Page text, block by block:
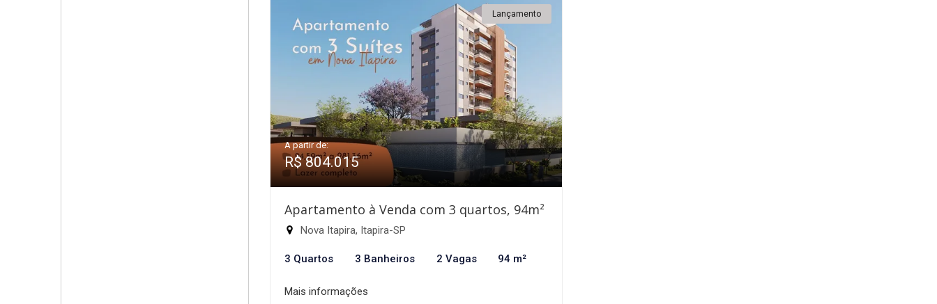
Lançamento
A partir de:
R$ 804.015
Apartamento à Venda com 3 quartos, 94m²
Nova Itapira, Itapira-SP
3 Quartos 3 Banheiros 2 Vagas 94 m²
Mais informações